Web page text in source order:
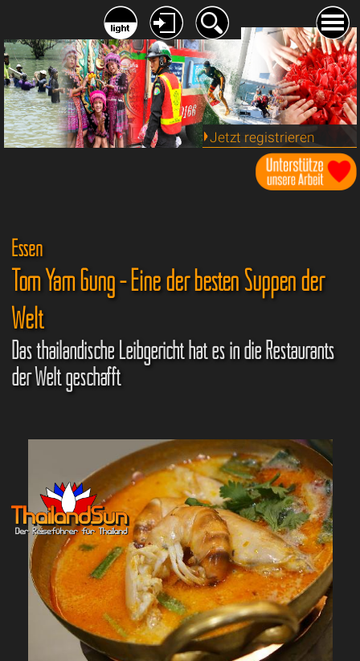
Jetzt registrieren
Essen
Tom Yam Gung - Eine der besten Suppen der
Welt
Das thailändische Leibgericht hat es in die Restaurants
der Welt geschafft